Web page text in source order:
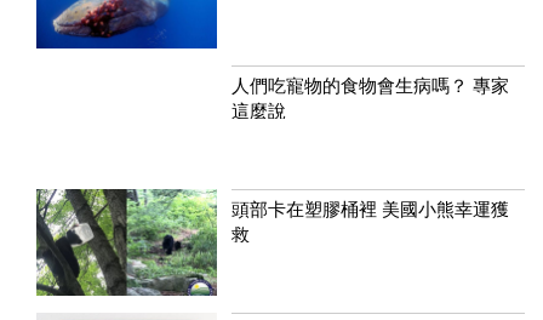
人們吃寵物的食物會生病嗎？ 專家
這麼說
頭部卡在塑膠桶裡 美國小熊幸運獲
救